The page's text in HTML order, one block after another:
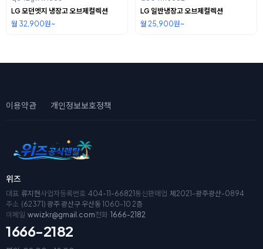
LG 모던엣지 냉장고 오브제컬렉션
월 32,900원~
LG 일반냉장고 오브제컬렉션
월 25,900원~
이용약관 개인정보보호정책
위즈
대표 류지현사업자등록번호 404-11-66821 통신판매업 제2021-광주광산-0894
주소 (62371) 광주 광산구 우산동 1060-10 2층
이메일 wwizkr@gmail.com전화 1666-2182
1666-2182